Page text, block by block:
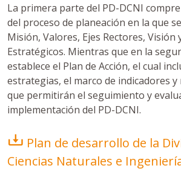
La primera parte del PD-DCNI
del proceso de planeación en la que
Misión, Valores, Ejes Rectores, Visión
Estratégicos. Mientras que en la
establece el Plan de Acción, el cual
estrategias, el marco de indicadores y
que permitirán el seguimiento y
implementación del PD-DCNI.
Plan de desarrollo de la
Ciencias Naturales e